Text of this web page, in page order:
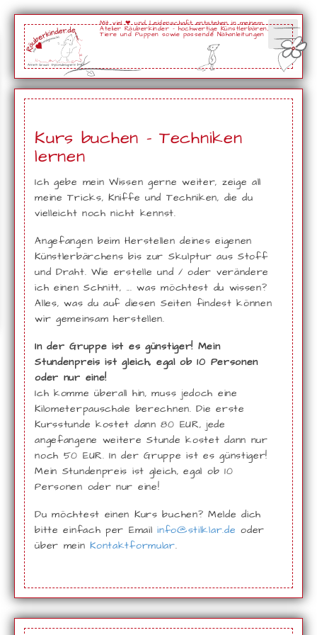
Mit viel ❤ und Leidenschaft entstehen in meinem
Atelier Räuberkinder - hochwertige Künstlerbären,
Tiere und Puppen sowie passende Nähanleitungen
Kurs buchen - Techniken
lernen
Ich gebe mein Wissen gerne weiter, zeige all
meine Tricks, Kniffe und Techniken, die du
vielleicht noch nicht kennst.
Angefangen beim Herstellen deines eigenen
Künstlerbärchens bis zur Skulptur aus Stoff
und Draht. Wie erstelle und / oder verändere
ich einen Schnitt, ... was möchtest du wissen?
Alles, was du auf diesen Seiten findest können
wir gemeinsam herstellen.
In der Gruppe ist es günstiger! Mein
Stundenpreis ist gleich, egal ob 10 Personen
oder nur eine!
Ich komme überall hin, muss jedoch eine
Kilometerpauschale berechnen. Die erste
Kursstunde kostet dann 80 EUR, jede
angefangene weitere Stunde kostet dann nur
noch 50 EUR. In der Gruppe ist es günstiger!
Mein Stundenpreis ist gleich, egal ob 10
Personen oder nur eine!
Du möchtest einen Kurs buchen? Melde dich
bitte einfach per Emailinfo@stilklar.de oder
über meinKontaktformular.